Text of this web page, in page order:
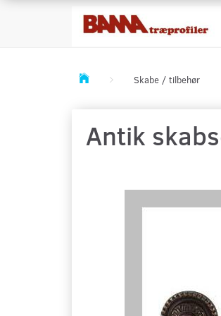
Skabe / tilbehør
Antik